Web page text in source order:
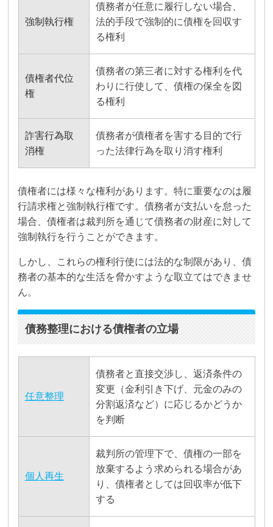
強制執行権
債務者が任意に履行しない場合、
法的手段で強制的に債権を回収す
る権利
債権者代位
権
債務者の第三者に対する権利を代
わりに行使して、債権の保全を図
る権利
詐害行為取
消権
債務者が債権者を害する目的で行
った法律行為を取り消す権利
債権者には様々な権利があります。特に重要なのは履
行請求権と強制執行権です。債務者が支払いを怠った
場合、債権者は裁判所を通じて債務者の財産に対して
強制執行を行うことができます。
しかし、これらの権利行使には法的な制限があり、債
務者の基本的な生活を脅かすような取立てはできませ
ん。
債務整理における債権者の立場
任意整理
債務者と直接交渉し、返済条件の
変更（金利引き下げ、元金のみの
分割返済など）に応じるかどうか
を判断
個人再生
裁判所の管理下で、債権の一部を
放棄するよう求められる場合があ
り、債権者としては回収率が低下
する